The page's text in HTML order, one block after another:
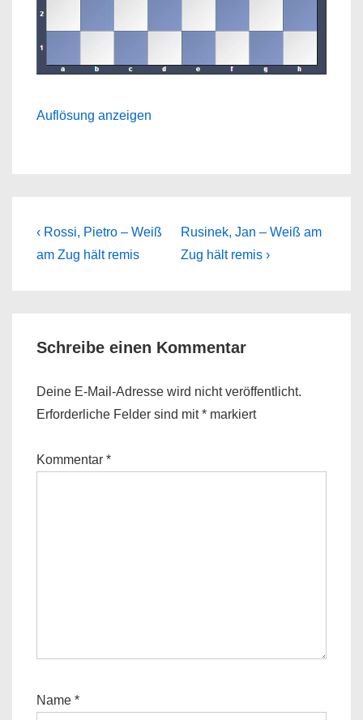
Auflösung anzeigen
Beitragsnavigation
Previous
Post
‹ Rossi, Pietro – Weiß
am Zug hält remis
Next
Post
Rusinek, Jan – Weiß am
Zug hält remis ›
Schreibe einen Kommentar
Deine E-Mail-Adresse wird nicht veröffentlicht.
Erforderliche Felder sind mit* markiert
Kommentar *
Name *